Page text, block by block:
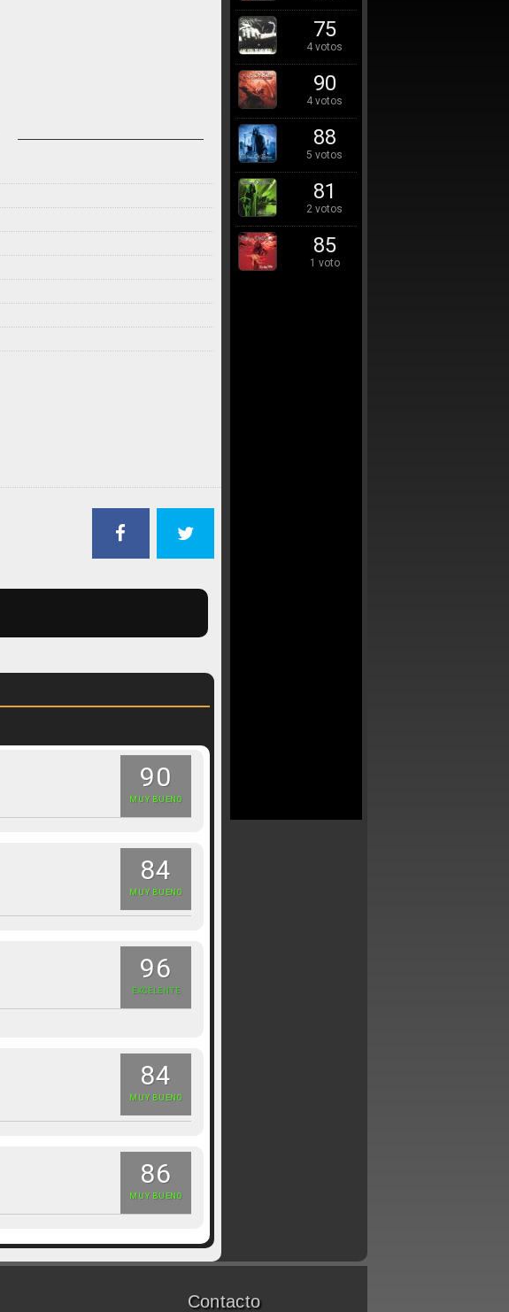
90
MUY BUENO
84
MUY BUENO
96
EXCELENTE
84
MUY BUENO
86
MUY BUENO
75
4 votos
90
4 votos
88
5 votos
81
2 votos
85
1 voto
Contacto